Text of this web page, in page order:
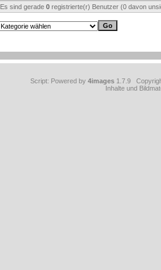
Es sind gerade 0 registrierte(r) Benutzer (0 davon
Script: Powered by 4images 1.7.9
Inhalte und